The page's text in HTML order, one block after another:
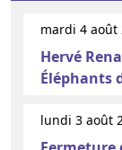
mardi 4 août
Hervé
Éléphants
lundi 3 août